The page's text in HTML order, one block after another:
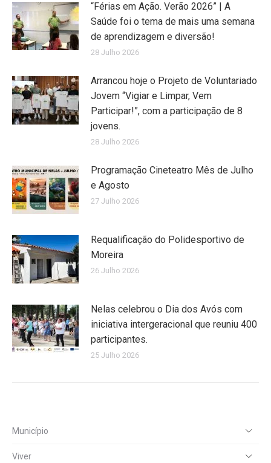
“Férias em Ação. Verão 2026” | A
Saúde foi o tema de mais uma semana
de aprendizagem e diversão!
28 Julho 2026
Arrancou hoje o Projeto de Voluntariado
Jovem “Vigiar e Limpar, Vem
Participar!”, com a participação de 8
jovens.
28 Julho 2026
Programação Cineteatro Mês de Julho
e Agosto
27 Julho 2026
Requalificação do Polidesportivo de
Moreira
26 Julho 2026
Nelas celebrou o Dia dos Avós com
iniciativa intergeracional que reuniu 400
participantes.
25 Julho 2026
Município
Viver